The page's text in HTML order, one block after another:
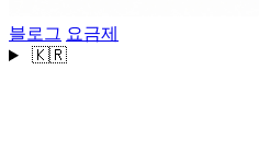
블로그 요금제
🇰🇷